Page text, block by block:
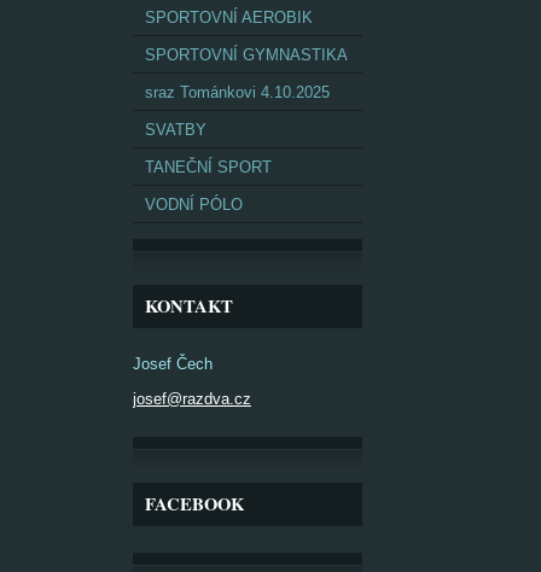
SPORTOVNÍ AEROBIK
SPORTOVNÍ GYMNASTIKA
sraz Tománkovi 4.10.2025
SVATBY
TANEČNÍ SPORT
VODNÍ PÓLO
KONTAKT
Josef Čech
josef@razdva.cz
FACEBOOK